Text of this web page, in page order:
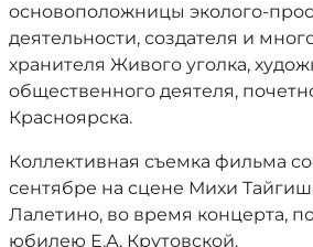
основоположницы эколого-
деятельности, создателя и
хранителя Живого уголка,
общественного деятеля,
Красноярска.
Коллективная съемка фильма
сентябре на сцене Михи
Лалетино, во время концерта,
юбилею Е.А. Крутовской.